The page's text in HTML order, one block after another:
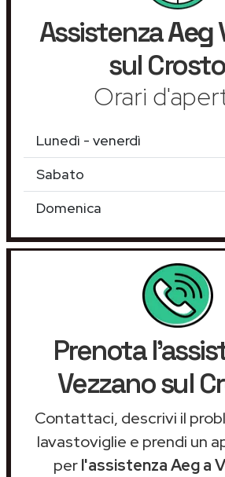
AssistenzaAeg
sul
Orari
Lunedì - venerdì
Sabato
Domenica
Prenota
Vezzano sul
Contattaci, descrivi il
lavastoviglie e prendi un
perl'assistenza Aeg a